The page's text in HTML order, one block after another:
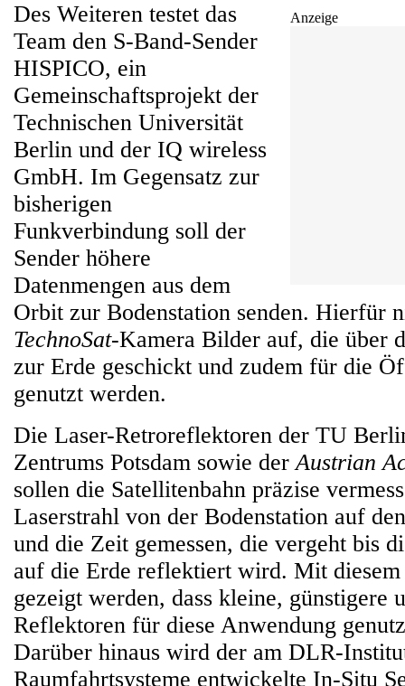
Anzeige
Des Weiteren testet das
Team den S-Band-Sender
HISPICO, ein
Gemeinschaftsprojekt der
Technischen Universität
Berlin und der IQ wireless
GmbH. Im Gegensatz zur
bisherigen
Funkverbindung soll der
Sender höhere
Datenmengen aus dem
Orbit zur Bodenstation senden. Hierfür
TechnoSat-Kamera Bilder auf, die über
zur Erde geschickt und zudem für die
genutzt werden.
Die Laser-Retroreflektoren der TU
Zentrums Potsdam sowie derAustrian
sollen die Satellitenbahn präzise
Laserstrahl von der Bodenstation auf
und die Zeit gemessen, die vergeht bis
auf die Erde reflektiert wird. Mit
gezeigt werden, dass kleine, günstigere
Reflektoren für diese Anwendung
Darüber hinaus wird der am DLR-
Raumfahrtsysteme entwickelte In-Situ